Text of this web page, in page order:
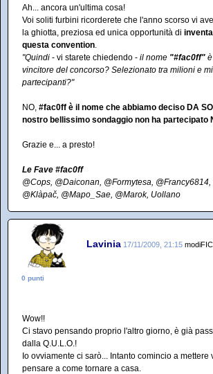
Ah... ancora un'ultima cosa!
Voi soliti furbini ricorderete che l'anno scorso vi
la ghiotta, preziosa ed unica opportunità di
questa convention.
"Quindi - vi starete chiedendo - il nome "#fac0ff"
vincitore del concorso? Selezionato tra milioni e
partecipanti?"
NO, #fac0ff è il nome che abbiamo deciso DA
nostro bellissimo sondaggio non ha partecipato
Grazie e... a presto!
Le Fave #fac0ff
@Cops, @Daiconan, @Formytesa, @Francy6814,
@Klàpač, @Mapo_Sae, @Marok, Uollano
Lavinia 17/11/2009, 21:15
0 punti
Wow!!
Ci stavo pensando proprio l'altro giorno, è già
dalla Q.U.L.O.!
Io ovviamente ci sarò... Intanto comincio a mettere
pensare a come tornare a casa.